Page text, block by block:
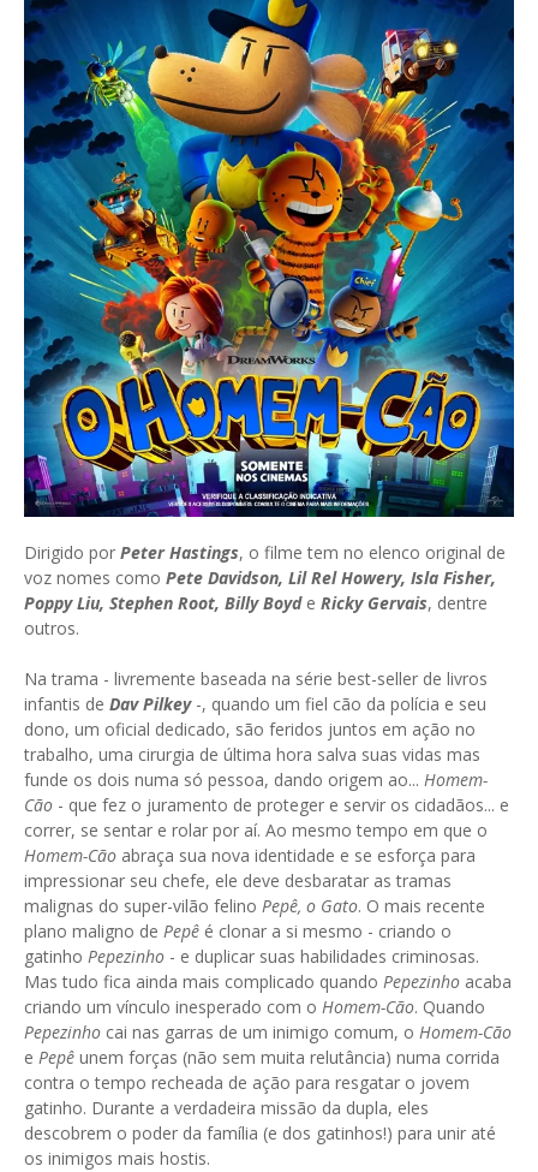
Dirigido por Peter Hastings, o filme tem no elenco original de
voz nomes como Pete Davidson, Lil Rel Howery, Isla Fisher,
Poppy Liu, Stephen Root, Billy Boyde Ricky Gervais, dentre
outros.
Na trama - livremente baseada na série best-seller de livros
infantis de Dav Pilkey-, quando um fiel cão da polícia e seu
dono, um oficial dedicado, são feridos juntos em ação no
trabalho, uma cirurgia de última hora salva suas vidas mas
funde os dois numa só pessoa, dando origem ao... Homem-
Cão - que fez o juramento de proteger e servir os cidadãos... e
correr, se sentar e rolar por aí. Ao mesmo tempo em que o
Homem-Cão abraça sua nova identidade e se esforça para
impressionar seu chefe, ele deve desbaratar as tramas
malignas do super-vilão felino Pepê, o Gato. O mais recente
plano maligno de Pepê é clonar a si mesmo - criando o
gatinho Pepezinho - e duplicar suas habilidades criminosas.
Mas tudo fica ainda mais complicado quando Pepezinho acaba
criando um vínculo inesperado com o Homem-Cão. Quando
Pepezinho cai nas garras de um inimigo comum, o Homem-Cão
e Pepê unem forças (não sem muita relutância) numa corrida
contra o tempo recheada de ação para resgatar o jovem
gatinho. Durante a verdadeira missão da dupla, eles
descobrem o poder da família (e dos gatinhos!) para unir até
os inimigos mais hostis.